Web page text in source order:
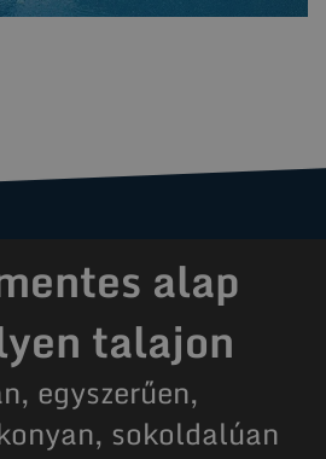
alap
talajon
egyszerűen,
sokoldalúan